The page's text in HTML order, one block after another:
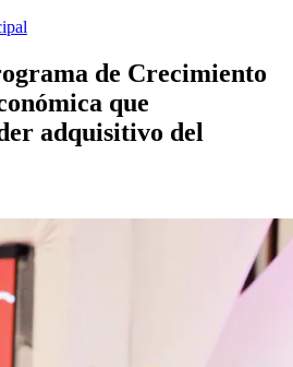
de Crecimiento
que
adquisitivo del